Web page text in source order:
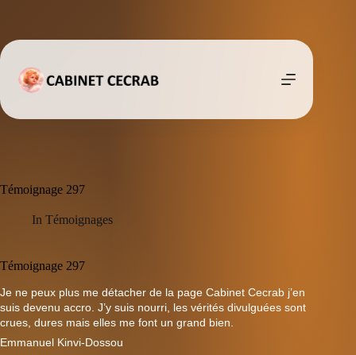
Témoignage 297
In Témoignages
Témoignage 297
Je ne peux plus me détacher de la page Cabinet Cecrab j’en
suis devenu accro. J’y suis nourri, les vérités divulguées sont
crues, dures mais elles me font un grand bien.
Emmanuel Kinvi-Dossou